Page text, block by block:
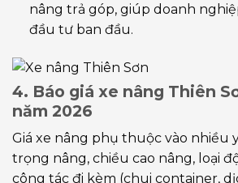
nâng trả góp, giúp doanh
đầu tư ban đầu.
4. Báo giá xe nâng Thiên
năm 2026
Giá xe nâng phụ thuộc vào nhiều
trọng nâng, chiều cao nâng, loại
công tác đi kèm (chui container,